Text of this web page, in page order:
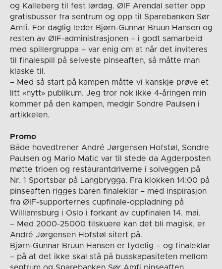
og Kalleberg til fest lørdag. ØIF Arendal setter opp
gratisbusser fra sentrum og opp til Sparebanken Sør
Amfi. For daglig leder Bjørn-Gunnar Bruun Hansen og
resten av ØIF-administrasjonen – i godt samarbeid
med spillergruppa – var enig om at når det inviteres
til finalespill på selveste pinseaften, så måtte man
klaske til.
– Med så start på kampen måtte vi kanskje prøve et
litt «nytt» publikum. Jeg tror nok ikke 4-åringen min
kommer på den kampen, medgir Sondre Paulsen i
artikkelen.
Promo
Både hovedtrener André Jørgensen Hofstøl, Sondre
Paulsen og Mario Matic var til stede da Agderposten
møtte trioen og restaurantdriverne i solveggen på
Nr. 1 Sportsbar på Langbrygga. Fra klokken 14:00 på
pinseaften rigges baren finaleklar – med inspirasjon
fra ØIF-supporternes cupfinale-oppladning på
Williamsburg i Oslo i forkant av cupfinalen 14. mai.
– Med 2000-25000 tilskuere kan det bli magisk, er
André Jørgensen Hofstøl sitert på.
Bjørn-Gunnar Bruun Hansen er tydelig – og finaleklar
– på at det ikke skal stå på busskapasiteten mellom